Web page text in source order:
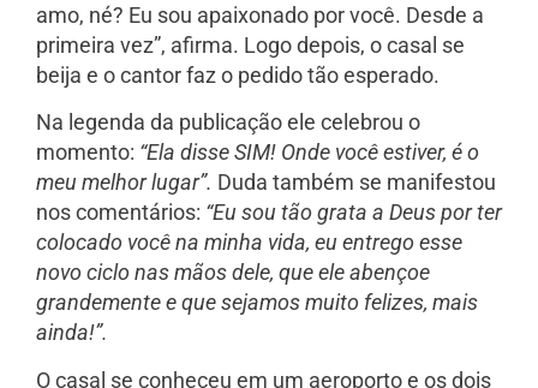
amo, né? Eu sou apaixonado por você. Desde a
primeira vez”, afirma. Logo depois, o casal se
beija e o cantor faz o pedido tão esperado.
Na legenda da publicação ele celebrou o
momento: “Ela disse SIM! Onde você estiver, é o
meu melhor lugar”. Duda também se manifestou
nos comentários: “Eu sou tão grata a Deus por ter
colocado você na minha vida, eu entrego esse
novo ciclo nas mãos dele, que ele abençoe
grandemente e que sejamos muito felizes, mais
ainda!”.
O casal se conheceu em um aeroporto e os dois